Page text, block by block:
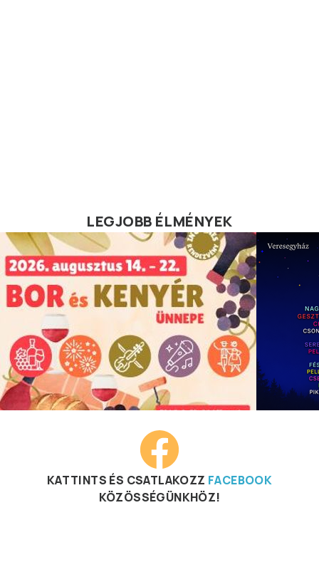
LEGJOBB ÉLMÉNYEK
KATTINTS ÉS CSATLAKOZZ FACEBOOK
KÖZÖSSÉGÜNKHÖZ!